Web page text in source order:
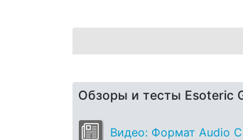
Обзоры и тесты Esoteric
Видео: Формат Audio